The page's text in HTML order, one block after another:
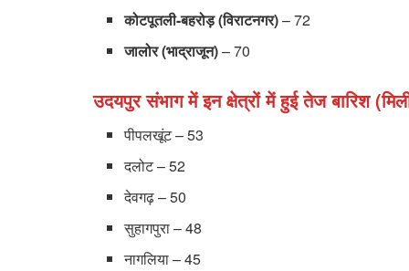
कोटपूतली-बहरोड़ (विराटनगर)– 72
जालोर (भाद्राजून)– 70
उदयपुर संभाग में इन क्षेत्रों में हुई तेज बारिश
पीपलखूंट – 53
दलोट – 52
देवगढ़ – 50
सुहागपुरा – 48
नागलिया – 45